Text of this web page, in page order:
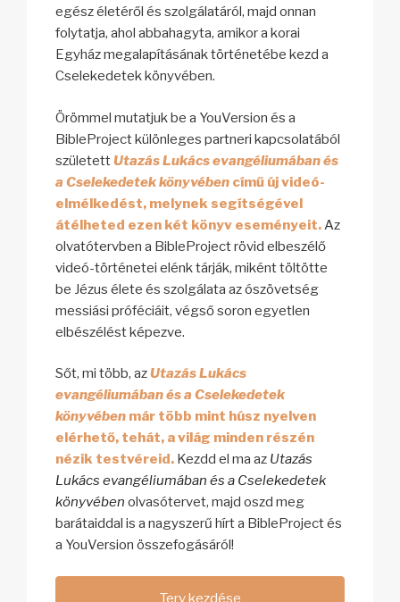
egész életéről és szolgálatáról, majd onnan
folytatja, ahol abbahagyta, amikor a korai
Egyház megalapításának történetébe kezd a
Cselekedetek könyvében.
Örömmel mutatjuk be a YouVersion és a
BibleProject különleges partneri kapcsolatából
születettUtazás Lukács evangéliumában és
a Cselekedetek könyvében című új videó-
elmélkedést, melynek segítségével
átélheted ezen két könyv eseményeit. Az
olvatótervben a BibleProject rövid elbeszélő
videó-történetei elénk tárják, miként töltötte
be Jézus élete és szolgálata az ószövetség
messiási próféciáit, végső soron egyetlen
elbészélést képezve.
Sőt, mi több, azUtazás Lukács
evangéliumában és a Cselekedetek
könyvében már több mint húsz nyelven
elérhető, tehát, a világ minden részén
nézik testvéreid. Kezdd el ma az Utazás
Lukács evangéliumában és a Cselekedetek
könyvében olvasótervet, majd oszd meg
barátaiddal is a nagyszerű hírt a BibleProject és
a YouVersion összefogásáról!
Terv kezdése